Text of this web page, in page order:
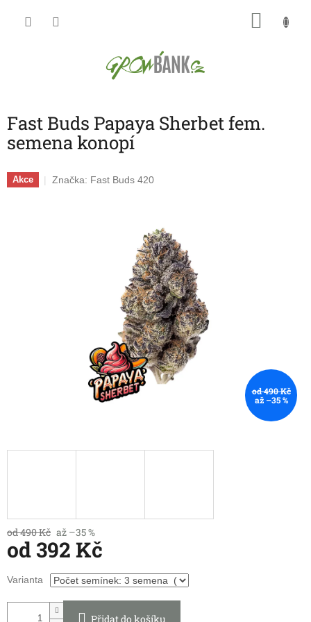
Fast Buds Papaya Sherbet fem.
semena konopí
Akce Značka: Fast Buds 420
od 490 Kč
až –35 %
od 490 Kč až –35 %
od392 Kč
Měrná
cena:
Varianta
Přidat do košíku